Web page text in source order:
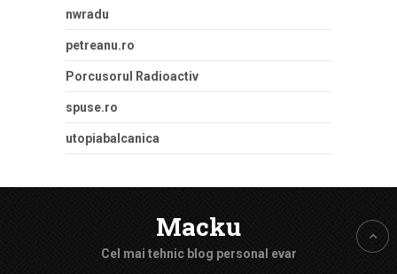
nwradu
petreanu.ro
Porcusorul Radioactiv
spuse.ro
utopiabalcanica
Macku
Cel mai tehnic blog personal evar